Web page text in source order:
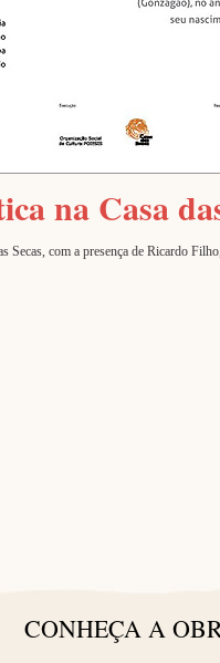
na Casa
Secas, com a presença de Ricardo
CONHEÇA A